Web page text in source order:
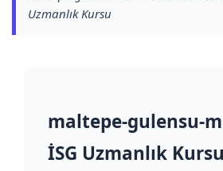
Uzmanlık Kursu
maltepe-gulensu-
İSG Uzmanlık Kursu